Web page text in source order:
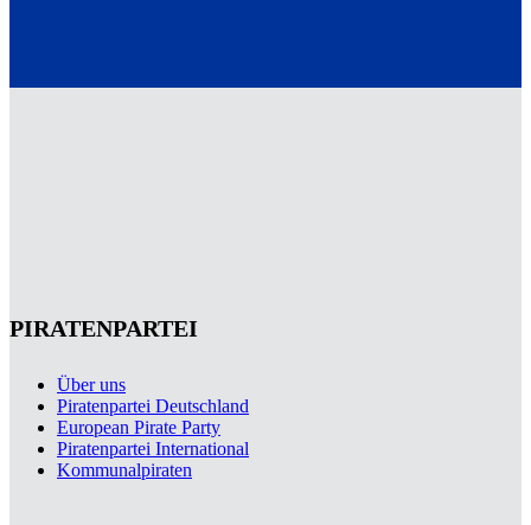
PIRATENPARTEI
Über uns
Piratenpartei Deutschland
European Pirate Party
Piratenpartei International
Kommunalpiraten